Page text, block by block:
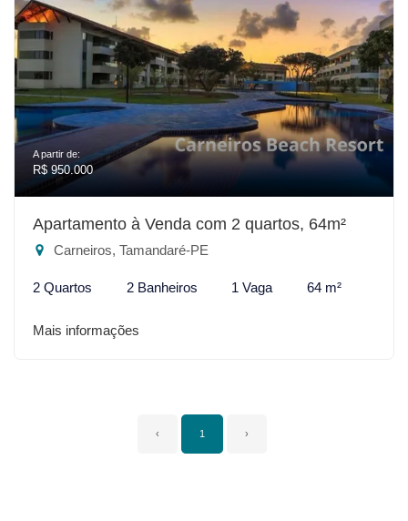
A partir de:
R$ 950.000
Apartamento à Venda com 2 quartos, 64m²
Carneiros, Tamandaré-PE
2 Quartos 2 Banheiros 1 Vaga 64 m²
Mais informações
‹ 1 ›